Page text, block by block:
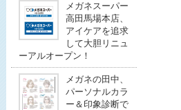
メガネスーパー
高田馬場本店、
アイケアを追求
して大胆リニュ
ーアルオープン！
メガネの田中、
パーソナルカラ
ー＆印象診断で